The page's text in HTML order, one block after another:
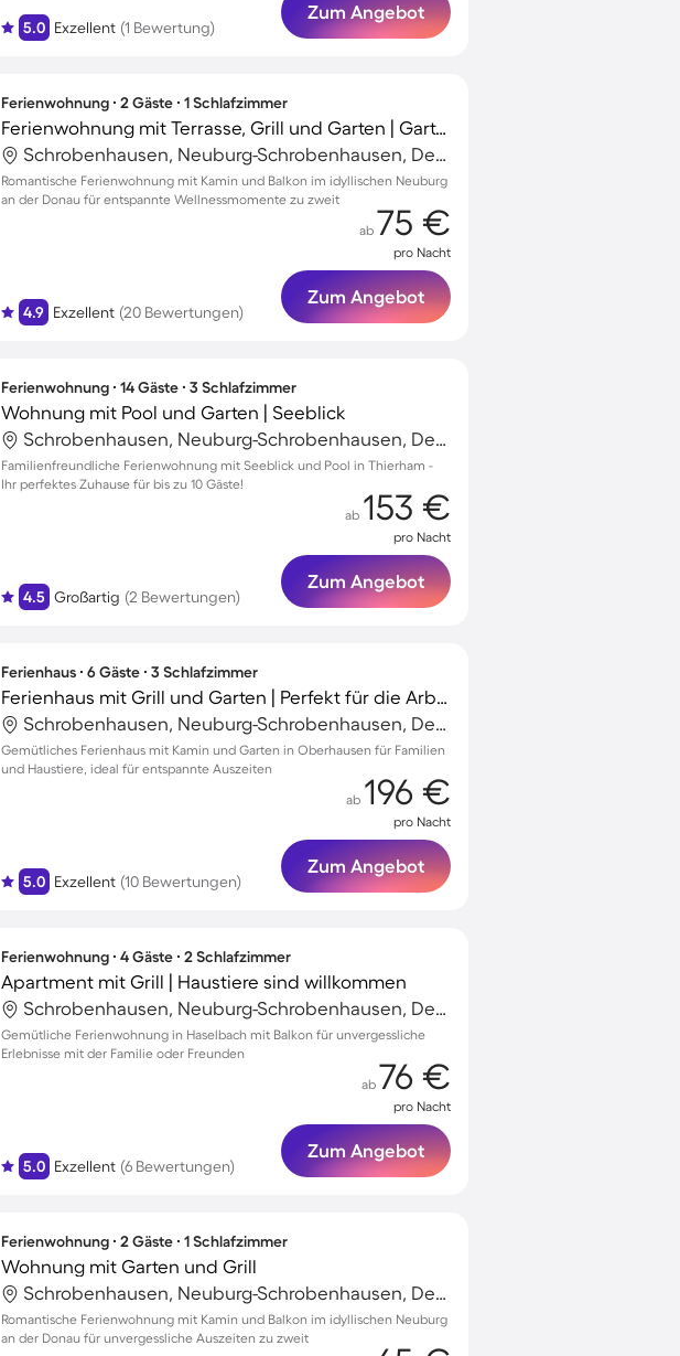
5.0 Exzellent (1 Bewertung)
Zum Angebot
Ferienwohnung ∙ 2 Gäste ∙ 1 Schlafzimmer
Ferienwohnung mit Terrasse, Grill und Garten | Gartenblick
Schrobenhausen, Neuburg-Schrobenhausen, Deutschland
Romantische Ferienwohnung mit Kamin und Balkon im idyllischen Neuburg
an der Donau für entspannte Wellnessmomente zu zweit
4.9 Exzellent (20 Bewertungen)
ab 75 €
pro Nacht
Zum Angebot
Ferienwohnung ∙ 14 Gäste ∙ 3 Schlafzimmer
Wohnung mit Pool und Garten | Seeblick
Schrobenhausen, Neuburg-Schrobenhausen, Deutschland
Familienfreundliche Ferienwohnung mit Seeblick und Pool in Thierham -
Ihr perfektes Zuhause für bis zu 10 Gäste!
4.5 Großartig (2 Bewertungen)
ab 153 €
pro Nacht
Zum Angebot
Ferienhaus ∙ 6 Gäste ∙ 3 Schlafzimmer
Ferienhaus mit Grill und Garten | Perfekt für die Arbeit von Zuhause
Schrobenhausen, Neuburg-Schrobenhausen, Deutschland
Gemütliches Ferienhaus mit Kamin und Garten in Oberhausen für Familien
und Haustiere, ideal für entspannte Auszeiten
5.0 Exzellent (10 Bewertungen)
ab 196 €
pro Nacht
Zum Angebot
Ferienwohnung ∙ 4 Gäste ∙ 2 Schlafzimmer
Apartment mit Grill | Haustiere sind willkommen
Schrobenhausen, Neuburg-Schrobenhausen, Deutschland
Gemütliche Ferienwohnung in Haselbach mit Balkon für unvergessliche
Erlebnisse mit der Familie oder Freunden
5.0 Exzellent (6 Bewertungen)
ab 76 €
pro Nacht
Zum Angebot
Ferienwohnung ∙ 2 Gäste ∙ 1 Schlafzimmer
Wohnung mit Garten und Grill
Schrobenhausen, Neuburg-Schrobenhausen, Deutschland
Romantische Ferienwohnung mit Kamin und Balkon im idyllischen Neuburg
an der Donau für unvergessliche Auszeiten zu zweit